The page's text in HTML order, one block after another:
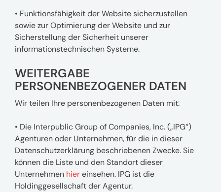
• Funktionsfähigkeit der Website sicherzustellen
sowie zur Optimierung der Website und zur
Sicherstellung der Sicherheit unserer
informationstechnischen Systeme.
WEITERGABE
PERSONENBEZOGENER DATEN
Wir teilen Ihre personenbezogenen Daten mit:
• Die Interpublic Group of Companies, Inc. („IPG“)
Agenturen oder Unternehmen, für die in dieser
Datenschutzerklärung beschriebenen Zwecke. Sie
können die Liste und den Standort dieser
Unternehmen hiereinsehen. IPG ist die
Holdinggesellschaft der Agentur.